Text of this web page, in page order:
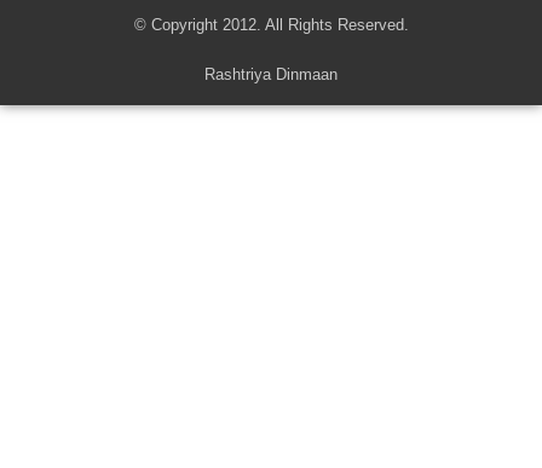
© Copyright 2012. All Rights Reserved.
Rashtriya Dinmaan